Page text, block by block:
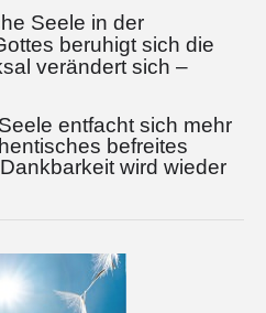
Seele in der
beruhigt sich die
verändert sich –
entfacht sich mehr
befreites
wird wieder